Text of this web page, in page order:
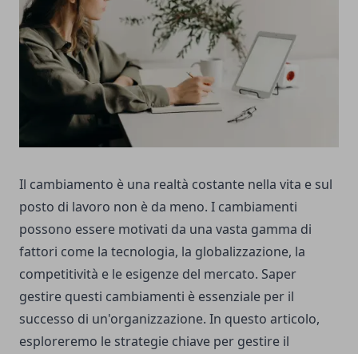
Il cambiamento è una realtà costante nella vita e sul
posto di lavoro non è da meno. I cambiamenti
possono essere motivati da una vasta gamma di
fattori come la tecnologia, la globalizzazione, la
competitività e le esigenze del mercato. Saper
gestire questi cambiamenti è essenziale per il
successo di un'organizzazione. In questo articolo,
esploreremo le strategie chiave per gestire il